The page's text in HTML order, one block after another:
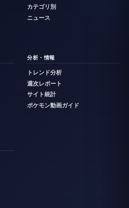
カテゴリ別
ニュース
分析・情報
トレンド分析
週次レポート
サイト統計
ポケモン動画ガイド